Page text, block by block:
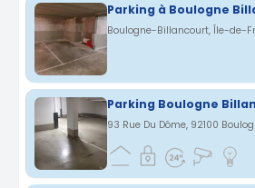
Parking à Boulogne
Boulogne-Billancourt, Île-de-
Parking Boulogne